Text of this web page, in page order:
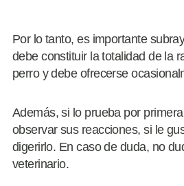
Por lo tanto, es importante
debe constituir la totalidad de la
perro y debe ofrecerse
Además, si lo prueba por
observar sus reacciones, si le
digerirlo. En caso de duda, no
veterinario.